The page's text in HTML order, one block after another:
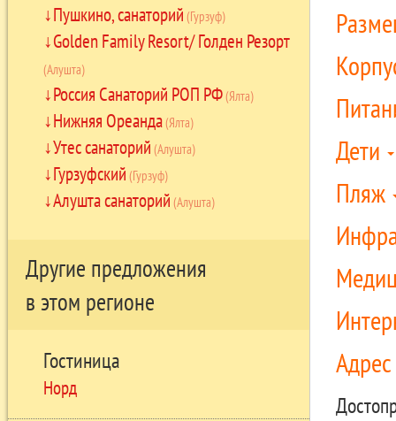
Пушкино, санаторий (Гурзуф)
Golden Family Resort/ Голден Резорт
(Алушта)
Россия Санаторий РОП РФ(Ялта)
Нижняя Ореанда(Ялта)
Утес санаторий (Алушта)
Гурзуфский (Гурзуф)
Алушта санаторий (Алушта)
Другие предложения
в этом регионе
Гостиница
Норд
Дети
Пляж
Адрес